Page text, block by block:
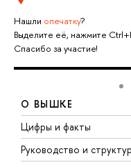
Нашли опечатку?
Выделите её, нажмите
Спасибо за участие!
О ВЫШКЕ
Цифры и факты
Руководство и